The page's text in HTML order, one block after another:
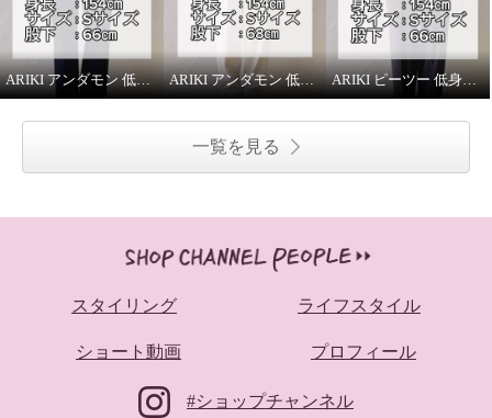
ARIKI アンダモン 低身長スタッフがはいてみました！ ARIKI アンダモン 低身長スタッフがはいてみました！ ARIKI ピーツー 低身長スタッフがはいてみました！
一覧を見る
スタイリング ライフスタイル
ショート動画 プロフィール
#ショップチャンネル